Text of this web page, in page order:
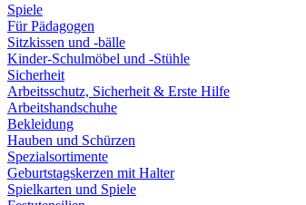
Spiele
Für Pädagogen
Sitzkissen und -bälle
Kinder-Schulmöbel und -Stühle
Sicherheit
Arbeitsschutz, Sicherheit & Erste Hilfe
Arbeitshandschuhe
Bekleidung
Hauben und Schürzen
Spezialsortimente
Geburtstagskerzen mit Halter
Spielkarten und Spiele